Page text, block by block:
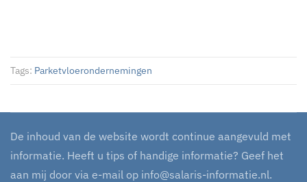
Tags: Parketvloerondernemingen
De inhoud van de website wordt continue aangevuld met
informatie. Heeft u tips of handige informatie? Geef het
aan mij door via e-mail op info@salaris-informatie.nl.